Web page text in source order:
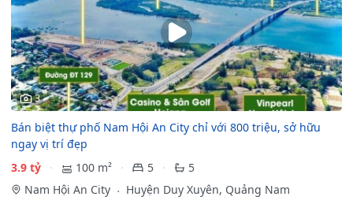
3
Bán biệt thự phố Nam Hội An City chỉ với 800 triệu, sở hữu
ngay vị trí đẹp
3.9 tỷ
100 m² 5
5
Nam Hội An City
Huyện Duy Xuyên, Quảng Nam